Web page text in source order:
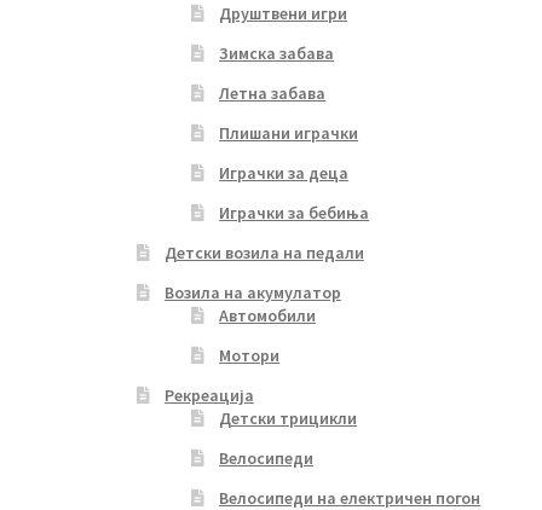
Друштвени игри
Зимска забава
Летна забава
Плишани играчки
Играчки за деца
Играчки за бебиња
Детски возила на педали
Возила на акумулатор
Автомобили
Мотори
Рекреација
Детски трицикли
Велосипеди
Велосипеди на електричен погон